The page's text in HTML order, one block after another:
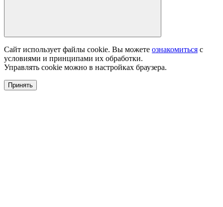
Сайт использует файлы cookie. Вы можете ознакомиться с
условиями и принципами их обработки.
Управлять cookie можно в настройках браузера.
Принять